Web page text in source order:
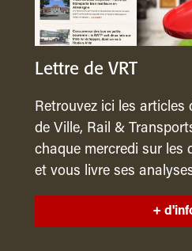
Lettre de VRT
Retrouvez ici les articles
de Ville, Rail &
chaque mercredi sur les
et vous livre ses
+